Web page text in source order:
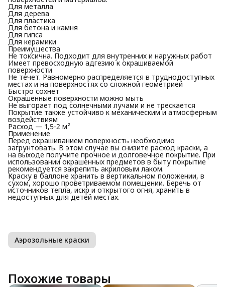
Для металла
Для дерева
Для пластика
Для бетона и камня
Для гипса
Для керамики
Преимущества
Не токсична. Подходит для внутренних и наружных работ
Имеет превосходную адгезию к окрашиваемой
поверхности
Не течет. Равномерно распределяется в труднодоступных
местах и на поверхностях со сложной геометрией
Быстро сохнет
Окрашенные поверхности можно мыть
Не выгорает под солнечными лучами и не трескается
Покрытие также устойчиво к механическим и атмосферным
воздействиям
Расход — 1,5-2 м²
Применение
Перед окрашиванием поверхность необходимо
загрунтовать. В этом случае вы снизите расход краски, а
на выходе получите прочное и долговечное покрытие. При
использовании окрашенных предметов в быту покрытие
рекомендуется закрепить акриловым лаком.
Краску в баллоне хранить в вертикальном положении, в
сухом, хорошо проветриваемом помещении. Беречь от
источников тепла, искр и открытого огня, хранить в
недоступных для детей местах.
Аэрозольные краски
Похожие товары